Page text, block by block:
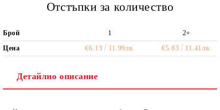
Отстъпки за количество
Брой 1 2+
Цена €6.13 11.99лв. €5.83 11.41лв.
Детайлно описание